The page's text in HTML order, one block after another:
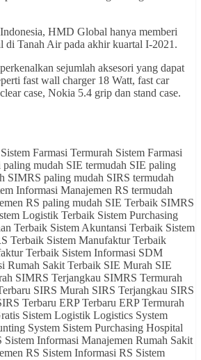
HMD Global hanya memberi
di Tanah Air pada akhir kuartal I-2021.
sejumlah aksesori yang dapat
fast wall charger 18 Watt, fast car
case, Nokia 5.4 grip dan stand case.
Farmasi Termurah Sistem Farmasi
paling mudah SIE termudah SIE paling
SIMRS paling mudah SIRS termudah
Informasi Manajemen RS termudah
RS paling mudah SIE Terbaik SIMRS
Logistik Terbaik Sistem Purchasing
Terbaik Sistem Akuntansi Terbaik Sistem
Terbaik Sistem Manufaktur Terbaik
Terbaik Sistem Informasi SDM
Rumah Sakit Terbaik SIE Murah SIE
SIMRS Terjangkau SIMRS Termurah
SIRS Murah SIRS Terjangkau SIRS
Terbaru ERP Terbaru ERP Termurah
Sistem Logistik Logistics System
System Sistem Purchasing Hospital
Informasi Manajemen Rumah Sakit
RS Sistem Informasi RS Sistem